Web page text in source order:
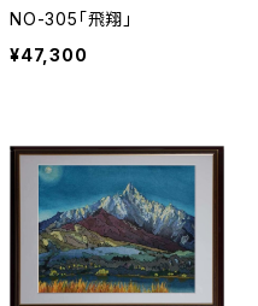
NO-305「飛翔」
¥47,300